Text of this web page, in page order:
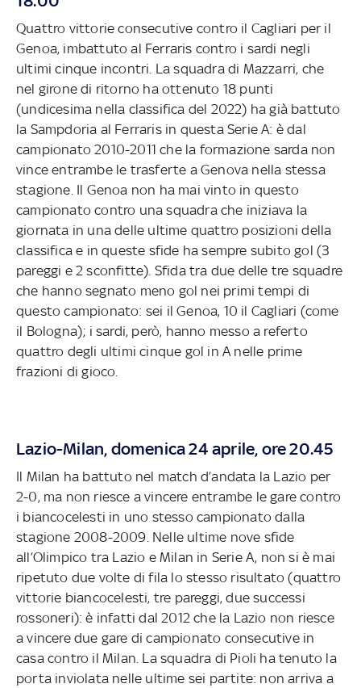
Quattro vittorie consecutive contro il Cagliari per il
Genoa, imbattuto al Ferraris contro i sardi negli
ultimi cinque incontri. La squadra di Mazzarri, che
nel girone di ritorno ha ottenuto 18 punti
(undicesima nella classifica del 2022) ha già battuto
la Sampdoria al Ferraris in questa Serie A: è dal
campionato 2010-2011 che la formazione sarda non
vince entrambe le trasferte a Genova nella stessa
stagione. Il Genoa non ha mai vinto in questo
campionato contro una squadra che iniziava la
giornata in una delle ultime quattro posizioni della
classifica e in queste sfide ha sempre subito gol (3
pareggi e 2 sconfitte). Sfida tra due delle tre squadre
che hanno segnato meno gol nei primi tempi di
questo campionato: sei il Genoa, 10 il Cagliari (come
il Bologna); i sardi, però, hanno messo a referto
quattro degli ultimi cinque gol in A nelle prime
frazioni di gioco.
Lazio-Milan, domenica 24 aprile, ore 20.45
Il Milan ha battuto nel match d’andata la Lazio per
2-0, ma non riesce a vincere entrambe le gare contro
i biancocelesti in uno stesso campionato dalla
stagione 2008-2009. Nelle ultime nove sfide
all’Olimpico tra Lazio e Milan in Serie A, non si è mai
ripetuto due volte di fila lo stesso risultato (quattro
vittorie biancocelesti, tre pareggi, due successi
rossoneri): è infatti dal 2012 che la Lazio non riesce
a vincere due gare di campionato consecutive in
casa contro il Milan. La squadra di Pioli ha tenuto la
porta inviolata nelle ultime sei partite: non arriva a